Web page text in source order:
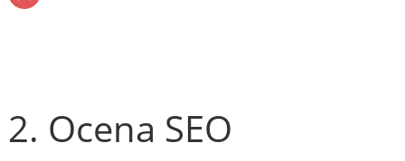
2. Ocena SEO